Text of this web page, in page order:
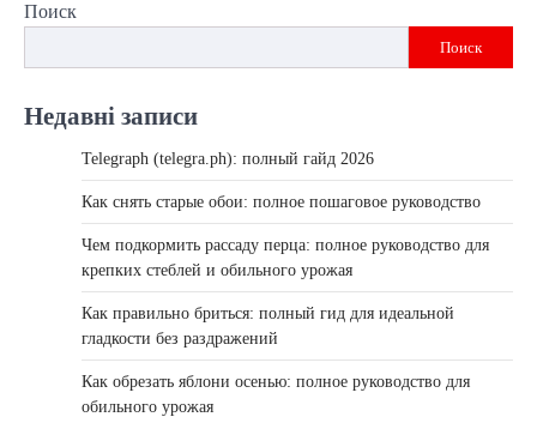
Поиск
Поиск
Недавні записи
Telegraph (telegra.ph): полный гайд 2026
Как снять старые обои: полное пошаговое руководство
Чем подкормить рассаду перца: полное руководство для
крепких стеблей и обильного урожая
Как правильно бриться: полный гид для идеальной
гладкости без раздражений
Как обрезать яблони осенью: полное руководство для
обильного урожая